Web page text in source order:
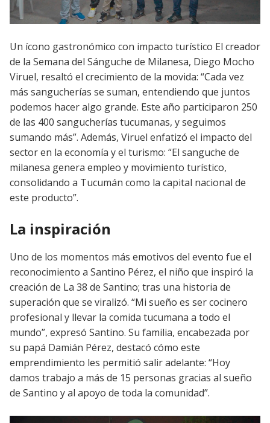
Un ícono gastronómico con impacto turístico El creador
de la Semana del Sánguche de Milanesa, Diego Mocho
Viruel, resaltó el crecimiento de la movida: “Cada vez
más sangucherías se suman, entendiendo que juntos
podemos hacer algo grande. Este año participaron 250
de las 400 sangucherías tucumanas, y seguimos
sumando más”. Además, Viruel enfatizó el impacto del
sector en la economía y el turismo: “El sanguche de
milanesa genera empleo y movimiento turístico,
consolidando a Tucumán como la capital nacional de
este producto”.
La inspiración
Uno de los momentos más emotivos del evento fue el
reconocimiento a Santino Pérez, el niño que inspiró la
creación de La 38 de Santino; tras una historia de
superación que se viralizó. “Mi sueño es ser cocinero
profesional y llevar la comida tucumana a todo el
mundo”, expresó Santino. Su familia, encabezada por
su papá Damián Pérez, destacó cómo este
emprendimiento les permitió salir adelante: “Hoy
damos trabajo a más de 15 personas gracias al sueño
de Santino y al apoyo de toda la comunidad”.